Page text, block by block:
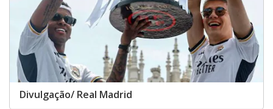
Divulgação/ Real Madrid